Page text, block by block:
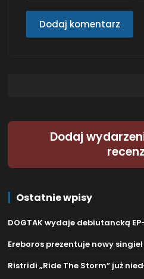
Dodaj
Ostatnie wpisy
DOGTAK wydaje debiutancką
Ereboros prezentuje nowy
Ristridi „Ride The Storm” już